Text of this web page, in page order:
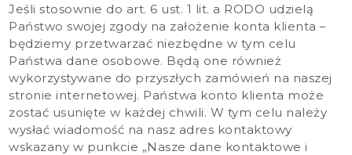
Jeśli stosownie do art. 6 ust. 1 lit. a RODO udzielą
Państwo swojej zgody na założenie konta klienta –
będziemy przetwarzać niezbędne w tym celu
Państwa dane osobowe. Będą one również
wykorzystywane do przyszłych zamówień na naszej
stronie internetowej. Państwa konto klienta może
zostać usunięte w każdej chwili. W tym celu należy
wysłać wiadomość na nasz adres kontaktowy
wskazany w punkcie „Nasze dane kontaktowe i